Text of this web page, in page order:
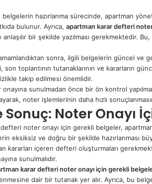
belgelerin hazırlanma sürecinde, apartman
bulunur. Ayrıca, apartman karar defteri
anlaşılır bir şekilde yazılması gerekmektedir.
tamamlandıktan sonra, ilgili belgelerin güncel
son toplantının tutanaklarının ve kararların
takip edilmesi önemlidir.
sunulmadan önce bir ön kontrol
noter işlemlerinin daha hızlı
Sonuç: Noter Onayı
noter onayı için gerekli belgeler,
eksiksiz ve doğru bir şekilde hazırlanması
kararları içeren defteri oluşturmaları
sunulmalıdır.
karar defteri noter onayı için gerekli
dair bir tutanak yer alır. Ayrıca, bu